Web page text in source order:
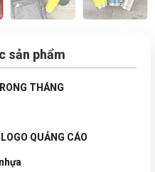
sản phẩm
THÁNG
QUẢNG CÁO